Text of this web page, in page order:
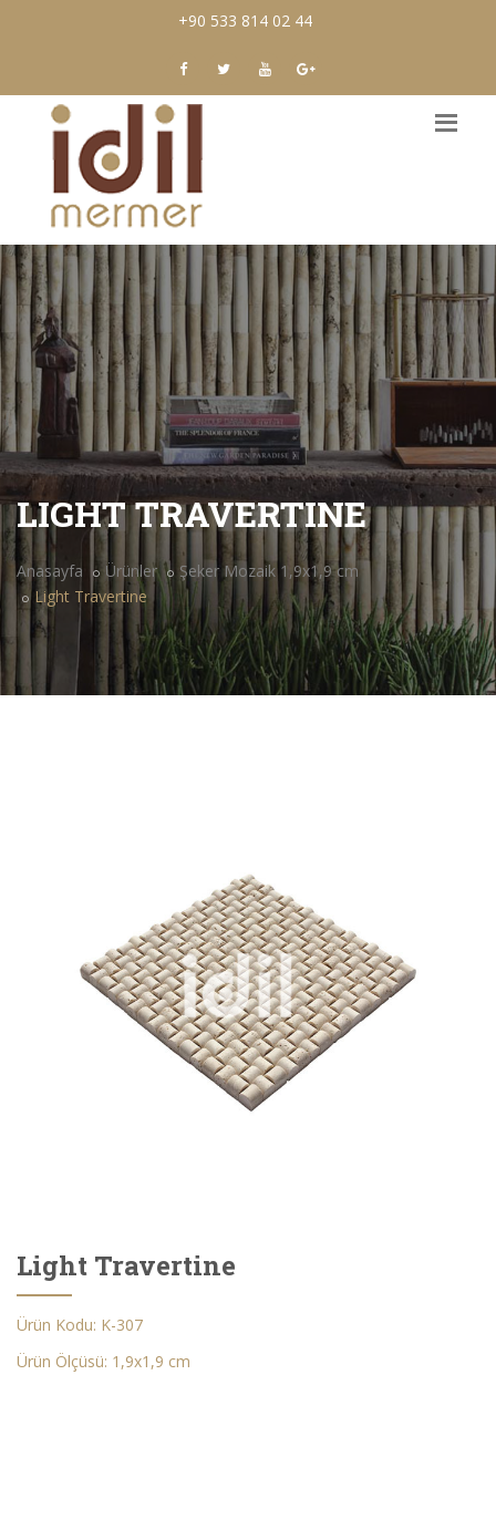
+90 533 814 02 44
LIGHT TRAVERTINE
Anasayfa Ürünler
Şeker Mozaik 1,9x1,9 cm
Light Travertine
Light Travertine
Ürün Kodu: K-307
Ürün Ölçüsü: 1,9x1,9 cm